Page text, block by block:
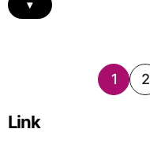
▾
Posts
1 2
Link